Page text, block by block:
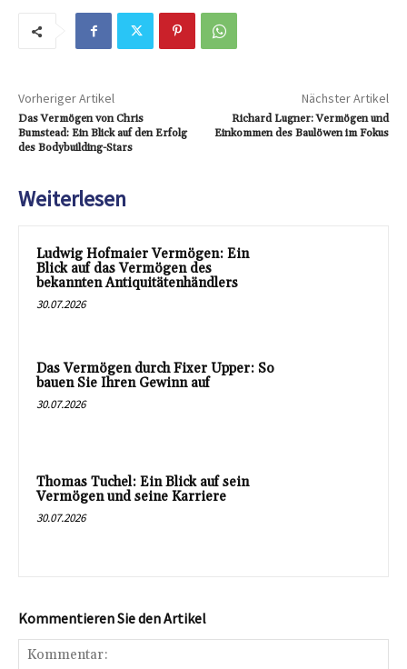
Vorheriger Artikel
Das Vermögen von Chris
Bumstead: Ein Blick auf den Erfolg
des Bodybuilding-Stars
Nächster Artikel
Richard Lugner: Vermögen und
Einkommen des Baulöwen im Fokus
Weiterlesen
Ludwig Hofmaier Vermögen: Ein
Blick auf das Vermögen des
bekannten Antiquitätenhändlers
30.07.2026
Das Vermögen durch Fixer Upper: So
bauen Sie Ihren Gewinn auf
30.07.2026
Thomas Tuchel: Ein Blick auf sein
Vermögen und seine Karriere
30.07.2026
Kommentieren Sie den Artikel